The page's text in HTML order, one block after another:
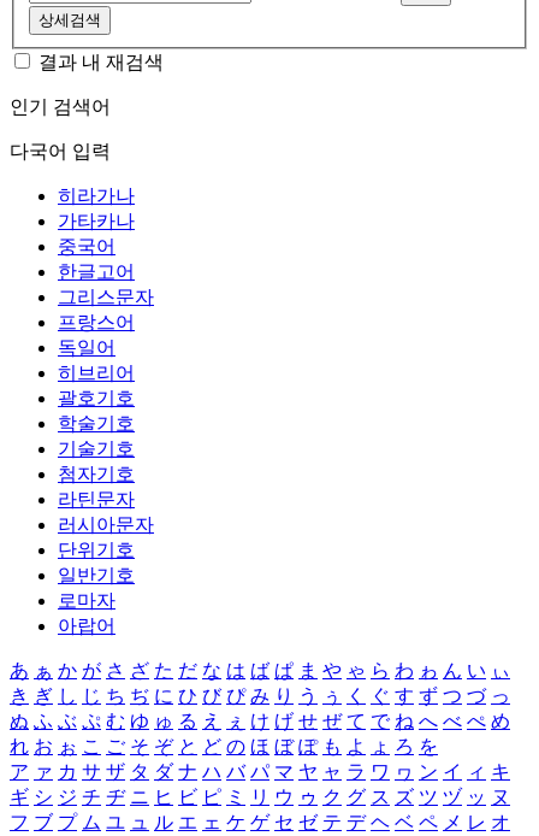
상세검색
결과 내 재검색
인기 검색어
다국어 입력
히라가나
가타카나
중국어
한글고어
그리스문자
프랑스어
독일어
히브리어
괄호기호
학술기호
기술기호
첨자기호
라틴문자
러시아문자
단위기호
일반기호
로마자
아랍어
あ ぁ か が さ ざ た だ な は ば ぱ ま や ゃ ら わ ゎ ん い ぃ
き ぎ し じ ち ぢ に ひ び ぴ み り う ぅ く ぐ す ず つ づ っ
ぬ ふ ぶ ぷ む ゆ ゅ る え ぇ け げ せ ぜ て で ね へ べ ぺ め
れ お ぉ こ ご そ ぞ と ど の ほ ぼ ぽ も よ ょ ろ を
ア ァ カ サ ザ タ ダ ナ ハ バ パ マ ヤ ャ ラ ワ ヮ ン イ ィ キ
ギ シ ジ チ ヂ ニ ヒ ビ ピ ミ リ ウ ゥ ク グ ス ズ ツ ヅ ッ ヌ
フ ブ プ ム ユ ュ ル エ ェ ケ ゲ セ ゼ テ デ ヘ ベ ペ メ レ オ